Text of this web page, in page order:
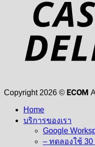
Copyright 2026 © ECOM
Home
บริการของเรา
Google
– ทดลองใช้ 30